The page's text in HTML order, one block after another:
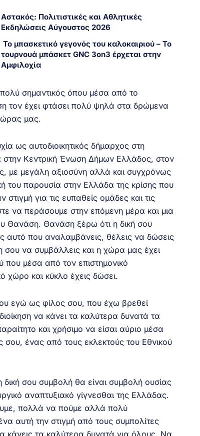
Αστακός: Πολιτιστικές και Αθλητικές
Εκδηλώσεις Αύγουστος 2026
Το μπασκετικό γεγονός του καλοκαιριού – Το
τουρνουά μπάσκετ GNC 3on3 έρχεται στην
Αμφιλοχία
σημαντικός όπου μέσα από το
τον έχει φτάσει πολύ ψηλά στα δρώμενα
μας.
ως αυτοδιοικητικός δήμαρχος στη
Κεντρική Ένωση Δήμων Ελλάδος, στον
με μεγάλη αξιοσύνη αλλά και συγχρόνως
του παρουσία στην Ελλάδα της κρίσης που
για τις ευπαθείς ομάδες και τις
να περάσουμε στην επόμενη μέρα και μια
Θανάση. Θανάση ξέρω ότι η δική σου
αυτό που αναλαμβάνεις, θέλεις να δώσεις
να συμβάλλεις και η χώρα μας έχει
μέσα από τον επιστημονικό
χώρο και κύκλο έχεις δώσει.
εγώ ως φίλος σου, που έχω βρεθεί
να κάνει τα καλύτερα δυνατά τα
και χρήσιμο να είσαι αύριο μέσα
ένας από τους εκλεκτούς του Εθνικού
σου συμβολή θα είναι συμβολή ουσίας
αναπτυξιακό γίγνεσθαι της Ελλάδας.
πολλά να πούμε αλλά πολύ
αυτή την στιγμή από τους συμπολίτες
κάνεις τα καλύτερα δυνατά για όλους. Να